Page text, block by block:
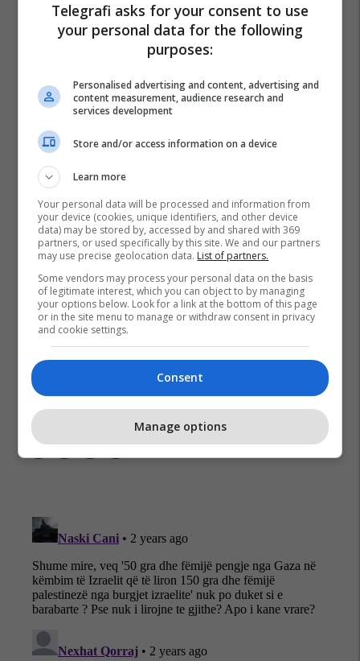
Hamasi
Konflikti Izraelito-Palestinez
Palestina
Pengje Sulmi I Hamasit Izraeli
Telegrafi asks for your consent to use
your personal data for the following
purposes:
Personalised advertising and content, advertising and
content measurement, audience research and
services development
Store and/or access information on a device
Learn more
Your personal data will be processed and information from
your device (cookies, unique identifiers, and other device
data) may be stored by, accessed by and shared with 369
partners, or used specifically by this site. We and our partners
may use precise geolocation data. List of partners.
Some vendors may process your personal data on the basis
of legitimate interest, which you can object to by managing
your options below. Look for a link at the bottom of this page
or in the site menu to manage or withdraw consent in privacy
and cookie settings.
Consent
Manage options